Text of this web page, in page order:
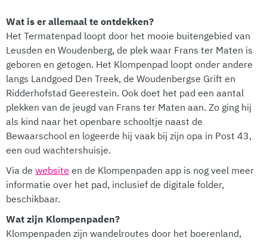
Wat is er allemaal te ontdekken?
Het Termatenpad loopt door het mooie buitengebied van
Leusden en Woudenberg, de plek waar Frans ter Maten is
geboren en getogen. Het Klompenpad loopt onder andere
langs Landgoed Den Treek, de Woudenbergse Grift en
Ridderhofstad Geerestein. Ook doet het pad een aantal
plekken van de jeugd van Frans ter Maten aan. Zo ging hij
als kind naar het openbare schooltje naast de
Bewaarschool en logeerde hij vaak bij zijn opa in Post 43,
een oud wachtershuisje.
Via de website en de Klompenpaden app is nog veel meer
informatie over het pad, inclusief de digitale folder,
beschikbaar.
Wat zijn Klompenpaden?
Klompenpaden zijn wandelroutes door het boerenland,